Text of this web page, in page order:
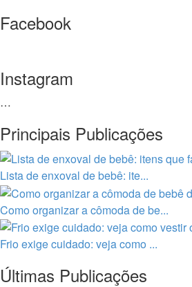
Facebook
Instagram
…
Principais Publicações
Lista de enxoval de bebê: ite...
Como organizar a cômoda de be...
Frio exige cuidado: veja como ...
Últimas Publicações